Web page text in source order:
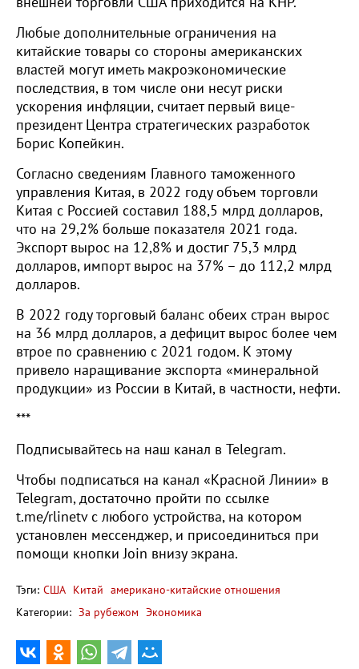
Любые дополнительные ограничения на
китайские товары со стороны американских
властей могут иметь макроэкономические
последствия, в том числе они несут риски
ускорения инфляции, считает первый вице-
президент Центра стратегических разработок
Борис Копейкин.
Согласно сведениям Главного таможенного
управления Китая, в 2022 году объем торговли
Китая с Россией составил 188,5 млрд долларов,
что на 29,2% больше показателя 2021 года.
Экспорт вырос на 12,8% и достиг 75,3 млрд
долларов, импорт вырос на 37% – до 112,2 млрд
долларов.
В 2022 году торговый баланс обеих стран вырос
на 36 млрд долларов, а дефицит вырос более чем
втрое по сравнению с 2021 годом. К этому
привело наращивание экспорта «минеральной
продукции» из России в Китай, в частности, нефти.
***
Подписывайтесь на наш канал в Telegram.
Чтобы подписаться на канал «Красной Линии» в
Telegram, достаточно пройти по ссылке
t.me/rlinetv с любого устройства, на котором
установлен мессенджер, и присоединиться при
помощи кнопки Join внизу экрана.
Тэги: США Китай американо-китайские отношения
Категории: За рубежом Экономика